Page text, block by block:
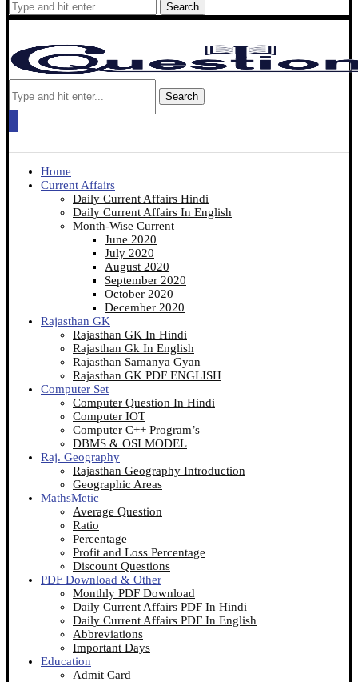
Search
Search
Home
Current Affairs
Daily Current Affairs Hindi
Daily Current Affairs In English
Month-Wise Current
June 2020
July 2020
August 2020
September 2020
October 2020
December 2020
Rajasthan GK
Rajasthan GK In Hindi
Rajasthan Gk In English
Rajasthan Samanya Gyan
Rajasthan GK PDF ENGLISH
Computer Set
Computer Question In Hindi
Computer IOT
Computer C++ Program’s
DBMS & OSI MODEL
Raj. Geography
Rajasthan Geography Introduction
Geographic Areas
MathsMetic
Average Question
Ratio
Percentage
Profit and Loss Percentage
Discount Questions
PDF Download & Other
Monthly PDF Download
Daily Current Affairs PDF In Hindi
Daily Current Affairs PDF In English
Abbreviations
Important Days
Education
Admit Card